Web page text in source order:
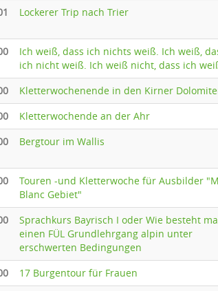
Lockerer Trip nach Trier
Ich weiß, dass ich nichts weiß. Ich weiß,
ich nicht weiß. Ich weiß nicht, dass ich
Kletterwochenende in den Kirner
Kletterwochende an der Ahr
Bergtour im Wallis
Touren -und Kletterwoche für Ausbilder
Blanc Gebiet"
Sprachkurs Bayrisch I oder Wie besteht
einen FÜL Grundlehrgang alpin unter
erschwerten Bedingungen
17 Burgentour für Frauen